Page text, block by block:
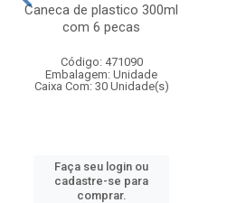
Caneca de plastico 300ml
com 6 pecas
Código: 471090
Embalagem: Unidade
Caixa Com: 30 Unidade(s)
Faça seu login ou
cadastre-se para
comprar.